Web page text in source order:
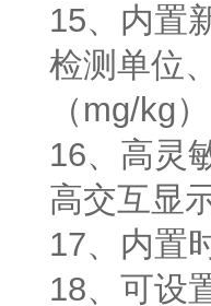
15、内置
检测单位
（mg/kg
16、高灵
高交互显
17、内置
18、可设